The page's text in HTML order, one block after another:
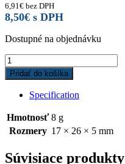
6,91 € bez DPH
8,50€ s DPH
Dostupné na objednávku
Ložisko
6803
2RS/RU
Koyo
17x26x5
quantity
Pridať do košíka
Specification
Hmotnosť 8 g
Rozmery 17 × 26 × 5 mm
Súvisiace produkty